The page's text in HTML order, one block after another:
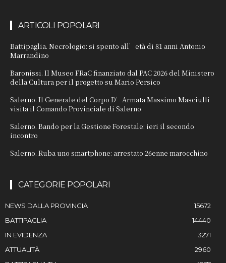
ARTICOLI POPOLARI
Battipaglia. Necrologio: si spento all’età di 81 anni Antonio
Marrandino
Baronissi. Il Museo FRaC finanziato dal PAC 2026 del Ministero
della Cultura per il progetto su Mario Persico
Salerno. Il Generale del Corpo D’Armata Massimo Masciulli
visita il Comando Provinciale di Salerno
Salerno. Bando per la Gestione Forestale: ieri il secondo
incontro
Salerno. Ruba uno smartphone: arrestato 26enne marocchino
CATEGORIE POPOLARI
NEWS DALLA PROVINCIA
15672
BATTIPAGLIA
14440
IN EVIDENZA
3271
ATTUALITÀ
2960